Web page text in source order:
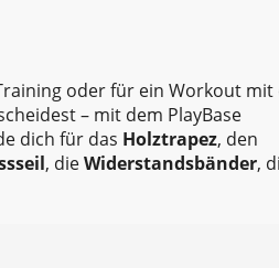
oder für ein Workout mit
– mit dem PlayBase
dich für das Holztrapez, den
, dieWiderstandsbänder,